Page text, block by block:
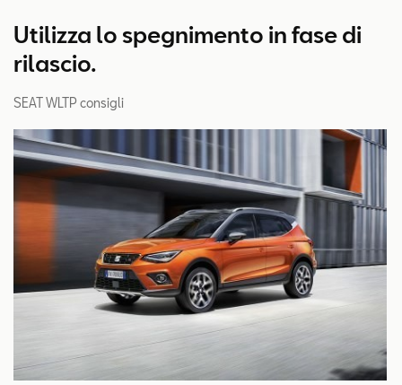
Utilizza lo spegnimento in fase di
rilascio.
SEAT WLTP consigli